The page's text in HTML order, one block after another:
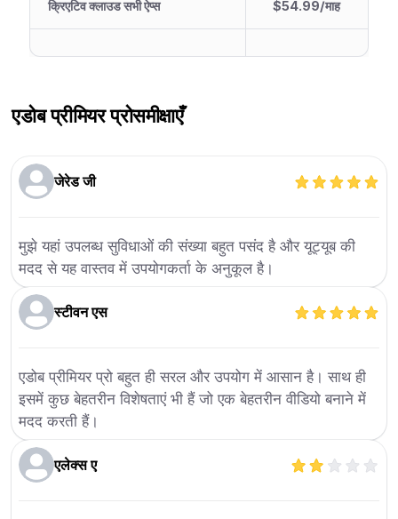
क्रिएटिव क्लाउड सभी ऐप्स $54.99/माह
एडोब प्रीमियर प्रोसमीक्षाएँ
जेरेड जी
मुझे यहां उपलब्ध सुविधाओं की संख्या बहुत पसंद है और यूट्यूब की
मदद से यह वास्तव में उपयोगकर्ता के अनुकूल है।
स्टीवन एस
एडोब प्रीमियर प्रो बहुत ही सरल और उपयोग में आसान है। साथ ही
इसमें कुछ बेहतरीन विशेषताएं भी हैं जो एक बेहतरीन वीडियो बनाने में
मदद करती हैं।
एलेक्स ए